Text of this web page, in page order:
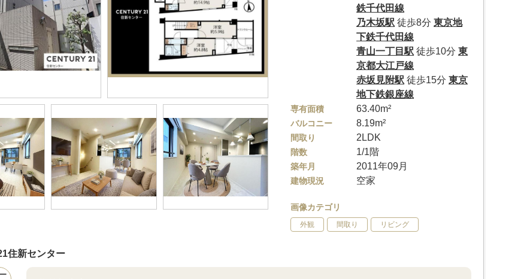
鉄千代田線
乃木坂駅 徒歩8分東京地
下鉄千代田線
青山一丁目駅 徒歩10分東
京都大江戸線
赤坂見附駅 徒歩15分東京
地下鉄銀座線
専有面積 63.40m²
バルコニー 8.19m²
間取り 2LDK
階数 1/1階
築年月 2011年09月
建物現況 空家
画像カテゴリ
外観 間取り リビング
住新センター